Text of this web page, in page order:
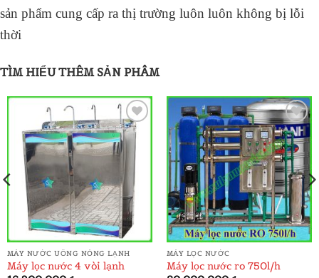
sản phẩm cung cấp ra thị trường luôn luôn không bị lỗi
thời
TÌM HIỂU THÊM SẢN PHÂM
ADD TO
WISHLIST
MÁY NƯỚC UỐNG NÓNG LẠNH
Máy lọc nước 4 vòi lạnh
ADD TO
WISHLIST
MÁY LỌC NƯỚC
Máy lọc nước ro 750l/h